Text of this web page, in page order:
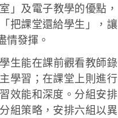
」及電子教學的優點，
把課堂還給學生」，讓
情發揮。
生能在課前觀看教師錄
學習；在課堂上則進行
效能和深度。分組安排
組策略，安排六組以異